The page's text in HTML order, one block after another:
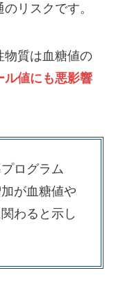
リスクです。
物質は血糖値の
ル値にも悪影響
ログラム
が血糖値や
わると示し